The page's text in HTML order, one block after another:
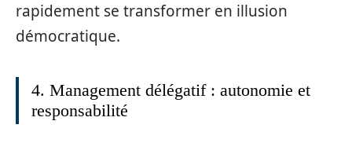
rapidement se transformer en illusion
démocratique.
4. Management délégatif : autonomie et
responsabilité